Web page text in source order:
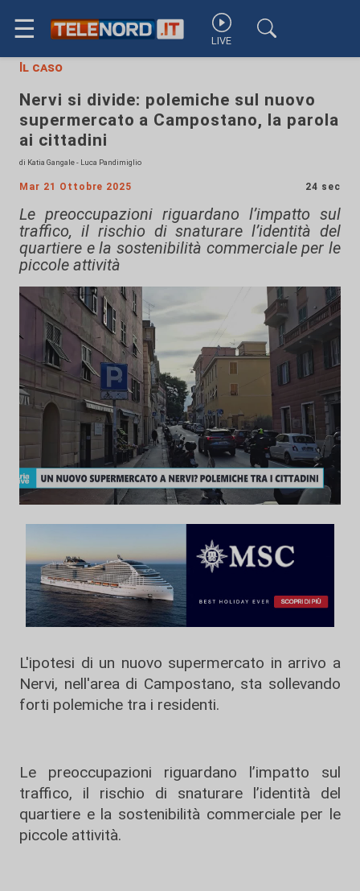
☰ LIVE
Il caso
Nervi si divide: polemiche sul nuovo
supermercato a Campostano, la parola
ai cittadini
di Katia Gangale - Luca Pandimiglio
Mar 21 Ottobre 2025 24 sec
Le preoccupazioni riguardano l’impatto sul
traffico, il rischio di snaturare l’identità del
quartiere e la sostenibilità commerciale per le
piccole attività
L'ipotesi di un nuovo supermercato in arrivo a
Nervi, nell'area di Campostano, sta sollevando
forti polemiche tra i residenti.
Le preoccupazioni riguardano l’impatto sul
traffico, il rischio di snaturare l’identità del
quartiere e la sostenibilità commerciale per le
piccole attività.